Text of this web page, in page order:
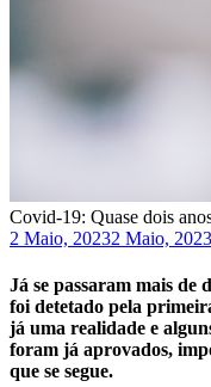
Covid-19: Quase dois
2 Maio, 20232 Maio, 2023
Já se passaram mais de
foi detetado pela
já uma realidade e
foram já aprovados,
que se segue.